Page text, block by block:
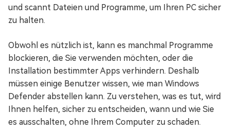
und scannt Dateien und Programme, um Ihren PC sicher
zu halten.
Obwohl es nützlich ist, kann es manchmal Programme
blockieren, die Sie verwenden möchten, oder die
Installation bestimmter Apps verhindern. Deshalb
müssen einige Benutzer wissen, wie man Windows
Defender abstellen kann. Zu verstehen, was es tut, wird
Ihnen helfen, sicher zu entscheiden, wann und wie Sie
es ausschalten, ohne Ihrem Computer zu schaden.